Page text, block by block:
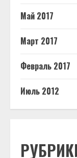
Май 2017
Март 2017
Февраль 2017
Июль 2012